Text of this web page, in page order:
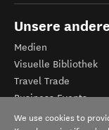
Unsere
Medien
Visuelle Bibliothek
Travel Trade
Business Events
Tourismus
We use cookies to